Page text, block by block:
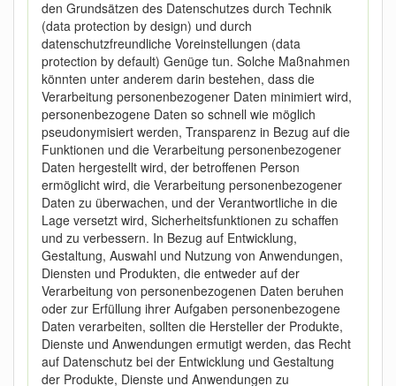
den Grundsätzen des Datenschutzes durch Technik
(data protection by design) und durch
datenschutzfreundliche Voreinstellungen (data
protection by default) Genüge tun. Solche Maßnahmen
könnten unter anderem darin bestehen, dass die
Verarbeitung personenbezogener Daten minimiert wird,
personenbezogene Daten so schnell wie möglich
pseudonymisiert werden, Transparenz in Bezug auf die
Funktionen und die Verarbeitung personenbezogener
Daten hergestellt wird, der betroffenen Person
ermöglicht wird, die Verarbeitung personenbezogener
Daten zu überwachen, und der Verantwortliche in die
Lage versetzt wird, Sicherheitsfunktionen zu schaffen
und zu verbessern. In Bezug auf Entwicklung,
Gestaltung, Auswahl und Nutzung von Anwendungen,
Diensten und Produkten, die entweder auf der
Verarbeitung von personenbezogenen Daten beruhen
oder zur Erfüllung ihrer Aufgaben personenbezogene
Daten verarbeiten, sollten die Hersteller der Produkte,
Dienste und Anwendungen ermutigt werden, das Recht
auf Datenschutz bei der Entwicklung und Gestaltung
der Produkte, Dienste und Anwendungen zu